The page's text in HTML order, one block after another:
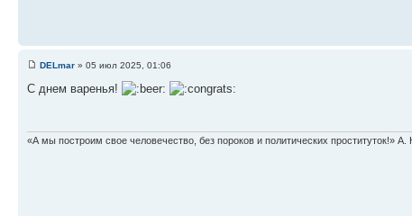
DELmar » 05 июл 2025, 01:06
С днем варенья!
«А мы построим свое человечество, без пороков и политических проституток!» А.